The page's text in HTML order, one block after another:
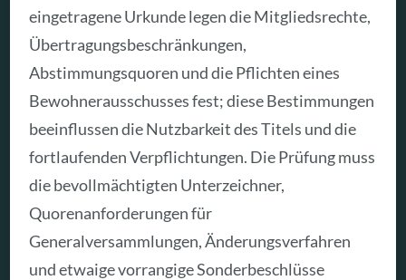
eingetragene Urkunde legen die Mitgliedsrechte,
Übertragungsbeschränkungen,
Abstimmungsquoren und die Pflichten eines
Bewohnerausschusses fest; diese Bestimmungen
beeinflussen die Nutzbarkeit des Titels und die
fortlaufenden Verpflichtungen. Die Prüfung muss
die bevollmächtigten Unterzeichner,
Quorenanforderungen für
Generalversammlungen, Änderungsverfahren
und etwaige vorrangige Sonderbeschlüsse